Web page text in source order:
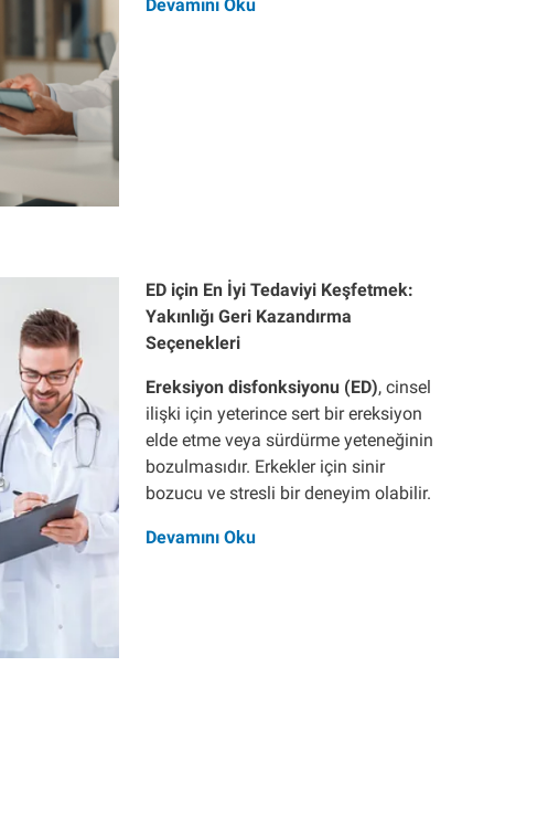
Devamını Oku
ED için En İyi Tedaviyi Keşfetmek:
Yakınlığı Geri Kazandırma
Seçenekleri
Ereksiyon disfonksiyonu (ED), cinsel
ilişki için yeterince sert bir ereksiyon
elde etme veya sürdürme yeteneğinin
bozulmasıdır. Erkekler için sinir
bozucu ve stresli bir deneyim olabilir.
Devamını Oku